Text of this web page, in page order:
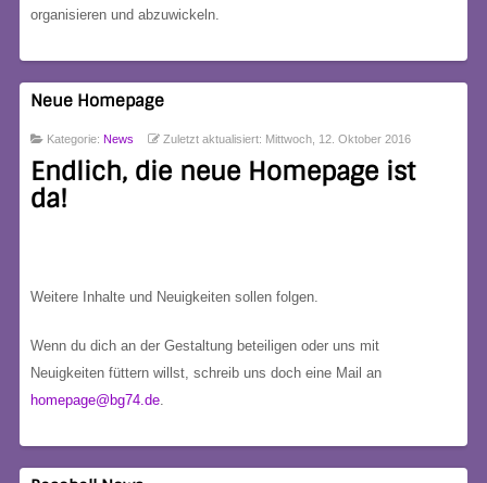
organisieren und abzuwickeln.
Neue Homepage
Kategorie: News Zuletzt aktualisiert: Mittwoch, 12. Oktober 2016
Endlich, die neue Homepage ist
da!
Weitere Inhalte und Neuigkeiten sollen folgen.
Wenn du dich an der Gestaltung beteiligen oder uns mit
Neuigkeiten füttern willst, schreib uns doch eine Mail an
homepage@bg74.de